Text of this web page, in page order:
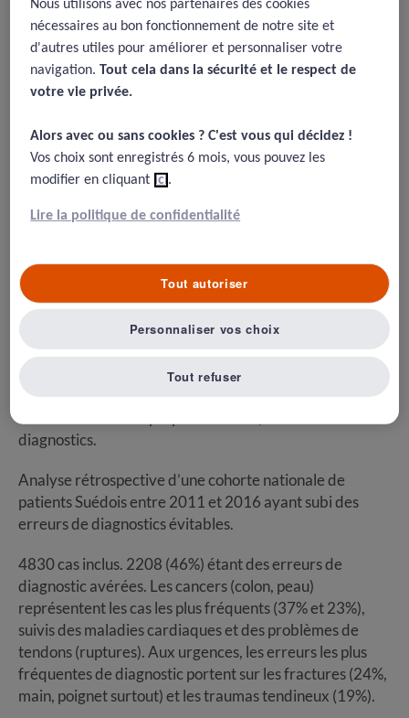
les erreurs de diagnostics en
médecine générale et aux
urgences
24/11/2020
Fernholm R., Pukk Härenstam K., Wachtler C., Nilsson G., Martin
J. Holzmann & Axel C. Carlsson (2019) Diagnostic errors reported
in primary healthcare and emergency departments: A
of preventable harm in Sweden, European Journal of General
Résumé
Les erreurs de diagnostics sont la source essentielle du
risque en soins primaires et aux urgences. Ces erreurs
recouvrent l’erreur proprement dite, et les retards de
diagnostics.
Analyse rétrospective d’une cohorte nationale de
patients Suédois entre 2011 et 2016 ayant subi des
erreurs de diagnostics évitables.
4830 cas inclus. 2208 (46%) étant des erreurs de
diagnostic avérées. Les cancers (colon, peau)
représentent les cas les plus fréquents (37% et 23%),
suivis des maladies cardiaques et des problèmes de
tendons (ruptures). Aux urgences, les erreurs les plus
fréquentes de diagnostic portent sur les fractures (24%,
main, poignet surtout) et les traumas tendineux (19%).
Nous utilisons avec nos partenaires des cookies
nécessaires au bon fonctionnement de notre site et
d'autres utiles pour améliorer et personnaliser votre
navigation.Tout cela dans la sécurité et le respect de
votre vie privée.​
Alors avec ou sans cookies ? C'est vous qui décidez !​
Vos choix sont enregistrés 6 mois, vous pouvez les
modifier en cliquant ici.
Lire la politique de confidentialité
Tout refuser
Tout autoriser
Personnaliser vos choix